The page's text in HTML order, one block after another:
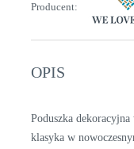
Producent:
OPIS
Poduszka
klasyka w